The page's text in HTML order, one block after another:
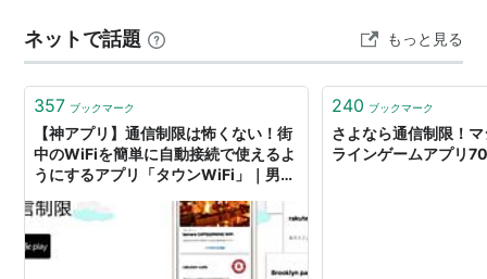
か。それとも、現在のMVNOを使い続ける方が賢い選択
なのでしょうか。この記事では、両者の構造的な違い
ネットで話題 もっと見る
357 ブックマーク
【神アプリ】通信制限は怖くない！街
中のWiFiを簡単に自動接続で使えるよ
うにするアプリ「タウンWiFi」｜男子
240 ブックマーク
さよなら通信制限！
ラインゲームアプリ